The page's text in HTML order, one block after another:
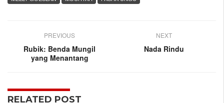
PREVIOUS
Rubik: Benda Mungil
yang Menantang
NEXT
Nada Rindu
RELATED POST